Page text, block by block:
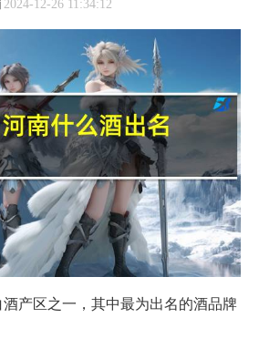
2024-12-26 11:34:12
产区之一，其中最为出名的酒品牌